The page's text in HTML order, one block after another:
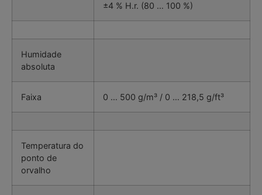
±4 % H.r. (80 … 100 %)
Humidade
absoluta
Faixa 0 … 500 g/m³ / 0 … 218,5 g/ft³
Temperatura do
ponto de
orvalho